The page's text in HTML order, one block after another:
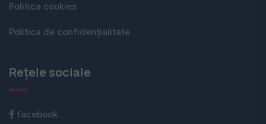
Politica cookies
Politica de confidențialitate
Rețele sociale
facebook